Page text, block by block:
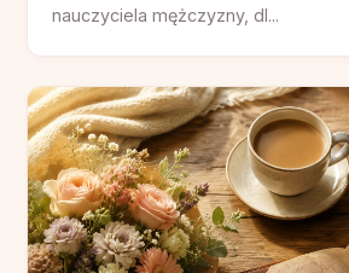
nauczyciela mężczyzny, dl...